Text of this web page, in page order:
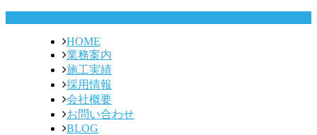
HOME
業務案内
施工実績
採用情報
会社概要
お問い合わせ
BLOG